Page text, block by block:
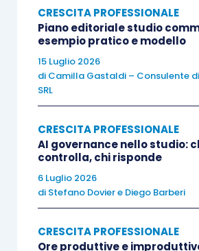
settimane ricordiamo il 90% di
fatto, contro il 30% di ciò che
e il 10% di ciò che abbiamo
dimostrano che se vogliamo
mantenere le conoscenze
importante sperimentarle, o
ruolo attivo nell’apprendimento.
esattamente di questo: vivere
astrarne il significato.
bicicletta attraversoslides,
CRESCITA PROFESSIONALE
Piano editoriale studio
esempio pratico e modello
15 Luglio 2026
di Camilla Gastaldi – Consulente
SRL
CRESCITA PROFESSIONALE
AI governance nello studio:
controlla, chi risponde
6 Luglio 2026
di Stefano Doviere Diego Barberi
CRESCITA PROFESSIONALE
Ore produttive e